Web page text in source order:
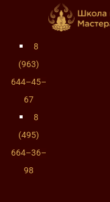
8
(963)
644–45–
67
8
(495)
664–36–
98